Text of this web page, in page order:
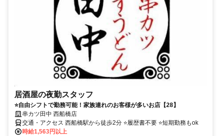
居酒屋の夜勤スタッフ
⭐自由シフトで勤務可能！家族連れのお客様が多いお店【28】
串カツ田中 西船橋店
交通・アクセス 西船橋駅から徒歩2分 ⭐履歴書不要 ⭐短期勤務もok
時給1,563円以上